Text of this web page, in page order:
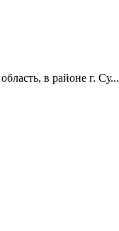
в районе г. Су...